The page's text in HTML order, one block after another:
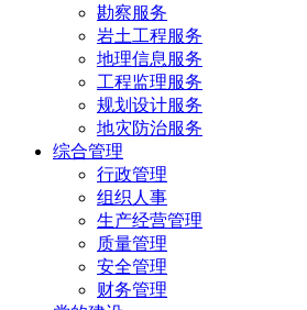
勘察服务
岩土工程服务
地理信息服务
工程监理服务
规划设计服务
地灾防治服务
综合管理
行政管理
组织人事
生产经营管理
质量管理
安全管理
财务管理